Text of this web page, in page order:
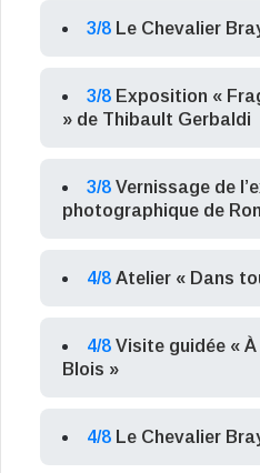
3/8 Le Chevalier
3/8 Exposition «
» de Thibault Gerbaldi
3/8 Vernissage de
photographique de
4/8 Atelier « Dans
4/8 Visite guidée «
Blois »
4/8 Le Chevalier